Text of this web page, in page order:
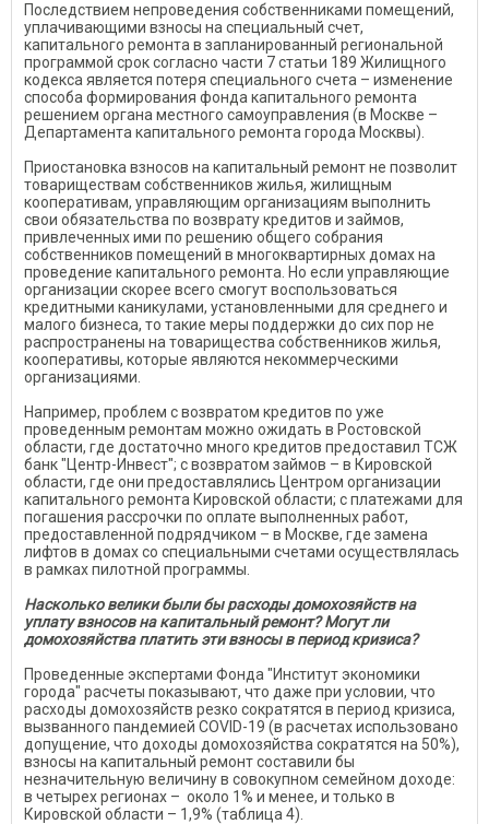
Последствием непроведения собственниками помещений,
уплачивающими взносы на специальный счет,
капитального ремонта в запланированный региональной
программой срок согласно части 7 статьи 189 Жилищного
кодекса является потеря специального счета – изменение
способа формирования фонда капитального ремонта
решением органа местного самоуправления (в Москве –
Департамента капитального ремонта города Москвы).
Приостановка взносов на капитальный ремонт не позволит
товариществам собственников жилья, жилищным
кооперативам, управляющим организациям выполнить
свои обязательства по возврату кредитов и займов,
привлеченных ими по решению общего собрания
собственников помещений в многоквартирных домах на
проведение капитального ремонта. Но если управляющие
организации скорее всего смогут воспользоваться
кредитными каникулами, установленными для среднего и
малого бизнеса, то такие меры поддержки до сих пор не
распространены на товарищества собственников жилья,
кооперативы, которые являются некоммерческими
организациями.
Например, проблем с возвратом кредитов по уже
проведенным ремонтам можно ожидать в Ростовской
области, где достаточно много кредитов предоставил ТСЖ
банк "Центр-Инвест"; с возвратом займов – в Кировской
области, где они предоставлялись Центром организации
капитального ремонта Кировской области; с платежами для
погашения рассрочки по оплате выполненных работ,
предоставленной подрядчиком – в Москве, где замена
лифтов в домах со специальными счетами осуществлялась
в рамках пилотной программы.
Насколько велики были бы расходы домохозяйств на
уплату взносов на капитальный ремонт? Могут ли
домохозяйства платить эти взносы в период кризиса?
Проведенные экспертами Фонда "Институт экономики
города" расчеты показывают, что даже при условии, что
расходы домохозяйств резко сократятся в период кризиса,
вызванного пандемией COVID-19 (в расчетах использовано
допущение, что доходы домохозяйства сократятся на 50%),
взносы на капитальный ремонт составили бы
незначительную величину в совокупном семейном доходе:
в четырех регионах – около 1% и менее, и только в
Кировской области – 1,9% (таблица 4).